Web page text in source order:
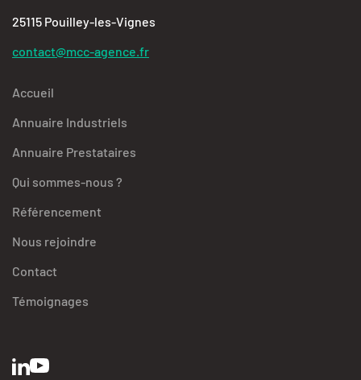
25115 Pouilley-les-Vignes
contact@mcc-agence.fr
Accueil
Annuaire Industriels
Annuaire Prestataires
Qui sommes-nous ?
Référencement
Nous rejoindre
Contact
Témoignages